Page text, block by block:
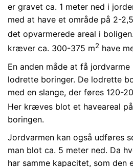
er gravet ca. 1 meter ned i
med at have et område på 2-
det opvarmerede areal i
kræver ca. 300-375 m2 have
En anden måde at få
lodrette boringer. De lodrette
med en slange, der føres 120-
Her kræves blot et haveareal
boringen.
Jordvarmen kan også udføres
man blot ca. 5 meter ned. Da
har samme kapacitet, som den